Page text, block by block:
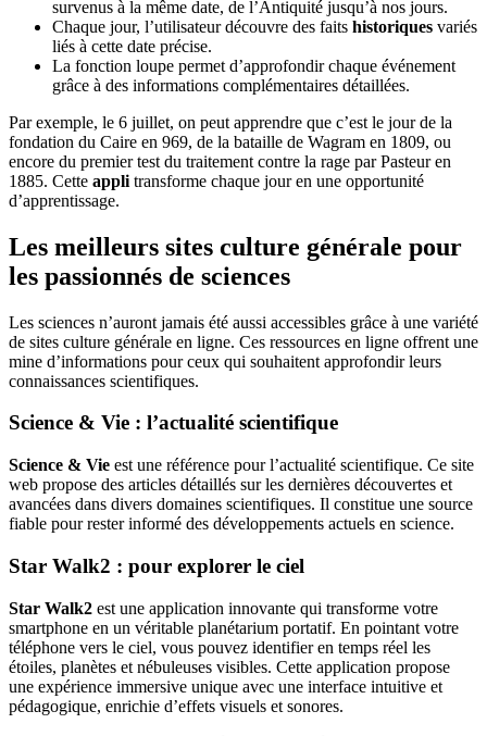
survenus à la même date, de l’Antiquité jusqu’à nos jours.
Chaque jour, l’utilisateur découvre des faits historiques variés
liés à cette date précise.
La fonction loupe permet d’approfondir chaque événement
grâce à des informations complémentaires détaillées.
Par exemple, le 6 juillet, on peut apprendre que c’est le jour de la
fondation du Caire en 969, de la bataille de Wagram en 1809, ou
encore du premier test du traitement contre la rage par Pasteur en
1885. Cette appli transforme chaque jour en une opportunité
d’apprentissage.
Les meilleurs sites culture générale pour
les passionnés de sciences
Les sciences n’auront jamais été aussi accessibles grâce à une variété
de sites culture générale en ligne. Ces ressources en ligne offrent une
mine d’informations pour ceux qui souhaitent approfondir leurs
connaissances scientifiques.
Science & Vie : l’actualité scientifique
Science & Vie est une référence pour l’actualité scientifique. Ce site
web propose des articles détaillés sur les dernières découvertes et
avancées dans divers domaines scientifiques. Il constitue une source
fiable pour rester informé des développements actuels en science.
Star Walk2 : pour explorer le ciel
Star Walk2 est une application innovante qui transforme votre
smartphone en un véritable planétarium portatif. En pointant votre
téléphone vers le ciel, vous pouvez identifier en temps réel les
étoiles, planètes et nébuleuses visibles. Cette application propose
une expérience immersive unique avec une interface intuitive et
pédagogique, enrichie d’effets visuels et sonores.